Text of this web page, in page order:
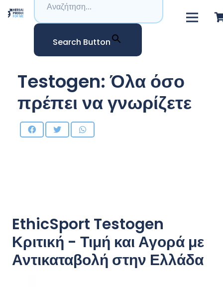
Search Button
Testogen: Όλα όσο
πρέπει να γνωρίζετε
EthicSport Testogen
Κριτική - Τιμή και Αγορά με
Αντικαταβολή στην Ελλάδα